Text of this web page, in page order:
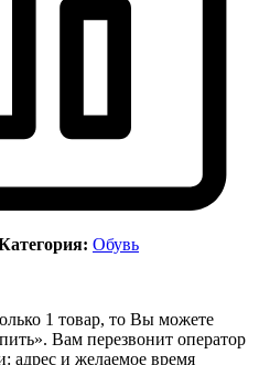
Обувь
1 товар, то Вы можете
Вам перезвонит оператор
адрес и желаемое время